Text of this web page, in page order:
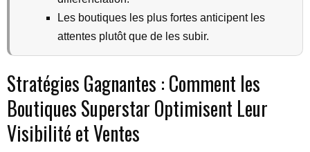
Les boutiques les plus fortes anticipent les
attentes plutôt que de les subir.
Stratégies Gagnantes : Comment les
Boutiques Superstar Optimisent Leur
Visibilité et Ventes